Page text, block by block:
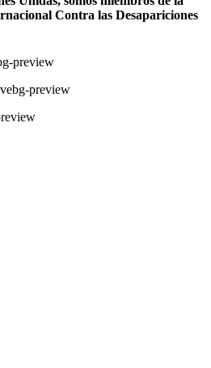
Contra las Desapariciones